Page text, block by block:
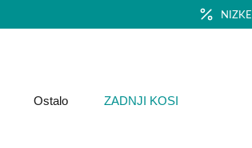
Ostalo ZADNJI KOSI